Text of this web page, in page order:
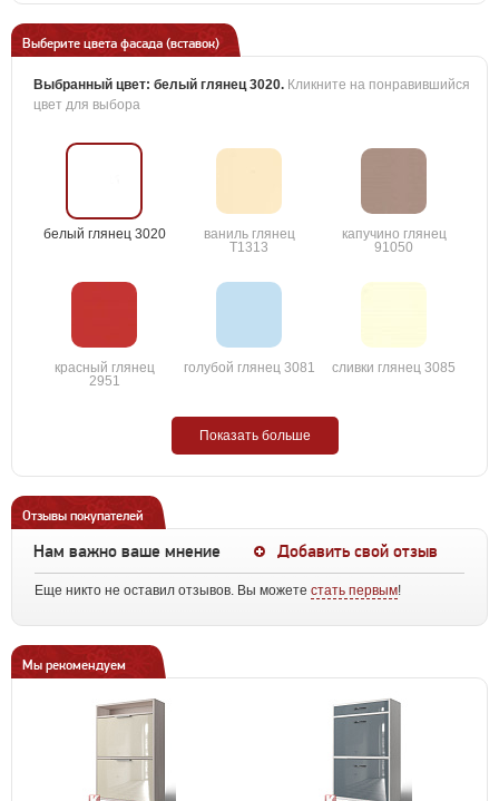
Выберите цвета фасада (вставок)
Выбранный цвет: белый глянец 3020. Кликните на понравившийся
цвет для выбора
белый глянец 3020
ваниль глянец
T1313
капучино глянец
91050
красный глянец
2951
голубой глянец 3081 сливки глянец 3085
Показать больше
Отзывы покупателей
Нам важно ваше мнение Добавить свой отзыв
Еще никто не оставил отзывов. Вы можете стать первым!
Мы рекомендуем